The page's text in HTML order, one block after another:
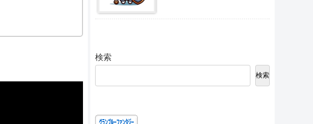
検索
検索